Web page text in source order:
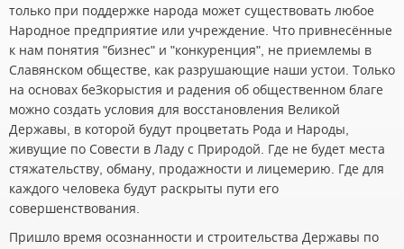
только при поддержке народа может существовать любое
Народное предприятие или учреждение. Что привнесённые
к нам понятия "бизнес" и "конкуренция", не приемлемы в
Славянском обществе, как разрушающие наши устои. Только
на основах беЗкорыстия и радения об общественном благе
можно создать условия для восстановления Великой
Державы, в которой будут процветать Рода и Народы,
живущие по Совести в Ладу с Природой. Где не будет места
стяжательству, обману, продажности и лицемерию. Где для
каждого человека будут раскрыты пути его
совершенствования.
Пришло время осознанности и строительства Державы по